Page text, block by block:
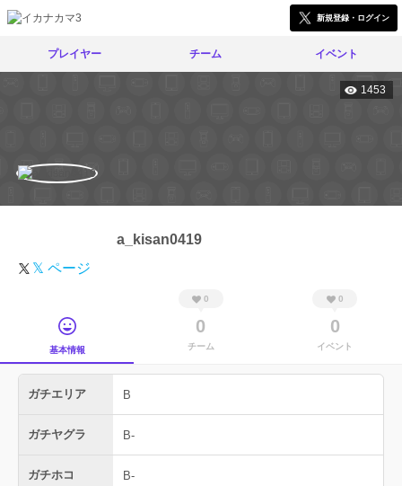
新規登録・ログイン
プレイヤー チーム イベント
1453
a_kisan0419
𝕏 ページ
基本情報
0
0
チーム
0
0
イベント
ガチエリア B
ガチヤグラ B-
ガチホコ B-